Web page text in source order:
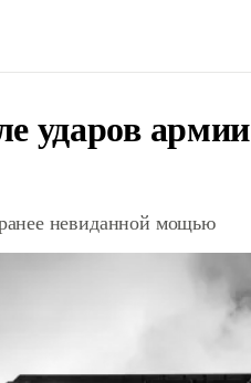
ударов армии
невиданной мощью